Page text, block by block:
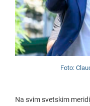
Foto:
Na svim svetskim